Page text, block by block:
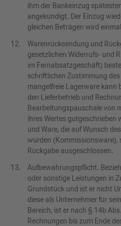
ihm der Bankeinzug
angekündigt. Der Einzug
gleichen Beträgen wird
Warenrücksendung und
gesetzlichen Widerrufs- und
im Fernabsatzgeschäft)
schriftlichen Zustimmung
mangelfreie Lagerware kann
den Lieferbetrieb und
Bearbeitungspauschale von
ihres Wertes gutgeschrieben
und Ware, die auf Wunsch
wurden (Kommissionsware),
Rückgabe ausgeschlossen.
Aufbewahrungspflicht.
oder sonstige Leistungen in
Grundstück und ist er nicht
diese als Unternehmer für
Bereich, ist er nach § 14b
Rechnungen bis zum Ende